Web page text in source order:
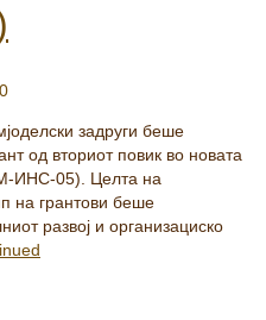
0
задруги беше
од вториот повик во новата
ИНС-05). Целта на
на грантови беше
развој и организациско